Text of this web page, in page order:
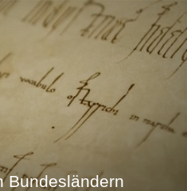
Bundesländern